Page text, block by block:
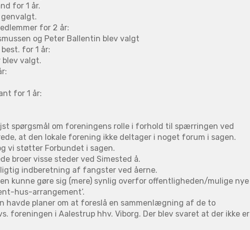
for 1 år.
for 2 år:
og Peter Ballentin blev valgt
for 1 år:
blev valgt.
for 1 år:
spørgsmål om foreningens rolle i forhold til spærringen ved
at den lokale forening ikke deltager i noget forum i sagen.
vi støtter Forbundet i sagen.
broer visse steder ved Simested å.
indberetning af fangster ved åerne.
kunne gøre sig (mere) synlig overfor offentligheden/mulige nye
hus-arrangement’.
havde planer om at foreslå en sammenlægning af de to
foreningen i Aalestrup hhv. Viborg. Der blev svaret at der ikke er